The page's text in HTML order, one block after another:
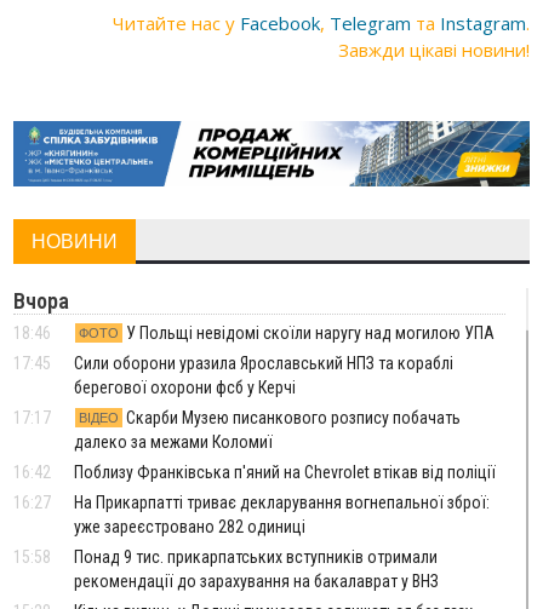
Читайте нас у Facebook, Telegram та Instagram.
Завжди цікаві новини!
НОВИНИ
Вчора
18:46 ФОТО
У Польщі невідомі скоїли наругу над могилою УПА
17:45
Сили оборони уразила Ярославський НПЗ та кораблі
берегової охорони фсб у Керчі
17:17
ВІДЕО Скарби Музею писанкового розпису побачать
далеко за межами Коломиї
16:42
Поблизу Франківська п'яний на Chevrolet втікав від поліції
16:27
На Прикарпатті триває декларування вогнепальної зброї:
уже зареєстровано 282 одиниці
15:58
Понад 9 тис. прикарпатських вступників отримали
рекомендації до зарахування на бакалаврат у ВНЗ